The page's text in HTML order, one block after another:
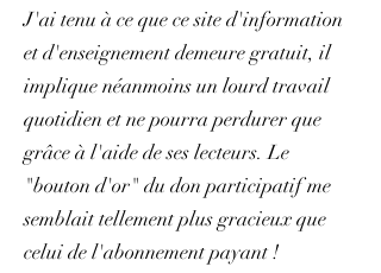
J'ai tenu à ce que ce site d'information
et d'enseignement demeure gratuit, il
implique néanmoins un lourd travail
quotidien et ne pourra perdurer que
grâce à l'aide de ses lecteurs. Le
"bouton d'or" du don participatif me
semblait tellement plus gracieux que
celui de l'abonnement payant !